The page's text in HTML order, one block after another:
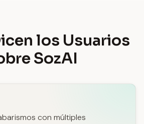
los Usuarios
SozAI
con múltiples